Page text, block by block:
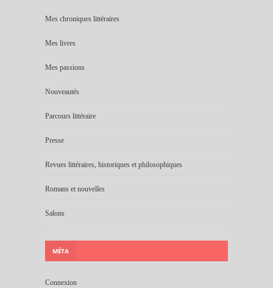
Mes chroniques littéraires
Mes livres
Mes passions
Nouveautés
Parcours littéraire
Presse
Revues littéraires, historiques et philosophiques
Romans et nouvelles
Salons
MÉTA
Connexion